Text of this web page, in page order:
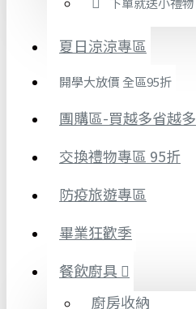
夏日涼涼專區
開學大放價 全區95折
團購區-買越多省越多
交換禮物專區 95折
防疫旅遊專區
畢業狂歡季
餐飲廚具
廚房收納